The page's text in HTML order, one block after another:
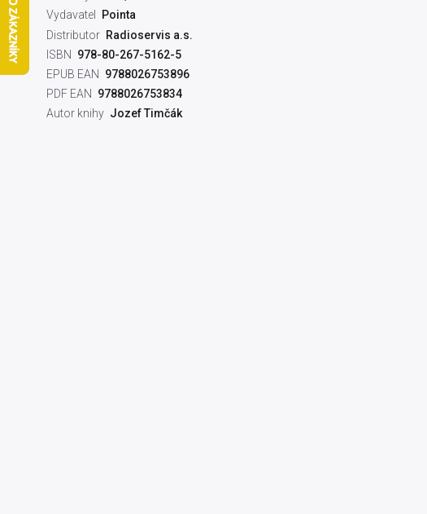
Vydavatel
Pointa
Distributor Radioservis a.s.
ISBN
978-80-267-5162-5
EPUB EAN
9788026753896
PDF EAN
9788026753834
Autor knihy Jozef Timčák